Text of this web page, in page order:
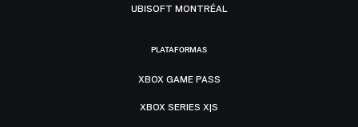
UBISOFT MONTRÉAL
PLATAFORMAS
XBOX GAME PASS
XBOX SERIES X|S